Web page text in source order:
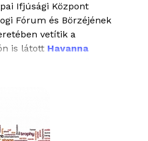
Ifjúsági Központ
Fórum és Börzéjének
vetítik a
is látott Havanna